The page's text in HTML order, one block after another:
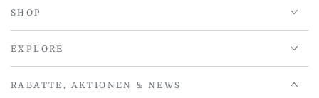
SHOP
EXPLORE
RABATTE, AKTIONEN & NEWS